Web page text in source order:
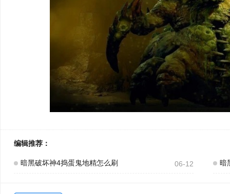
编辑推荐：
暗黑破坏神4捣蛋鬼地精怎么刷 06-12 暗